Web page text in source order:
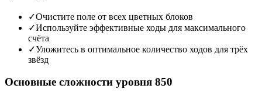
✓Очистите поле от всех цветных блоков
✓Используйте эффективные ходы для максимального
счёта
✓Уложитесь в оптимальное количество ходов для трёх
звёзд
Основные сложности уровня 850